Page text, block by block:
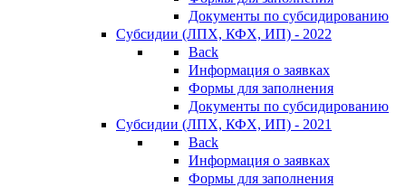
Документы по субсидированию
Субсидии (ЛПХ, КФХ, ИП) - 2022
Back
Информация о заявках
Формы для заполнения
Документы по субсидированию
Субсидии (ЛПХ, КФХ, ИП) - 2021
Back
Информация о заявках
Формы для заполнения